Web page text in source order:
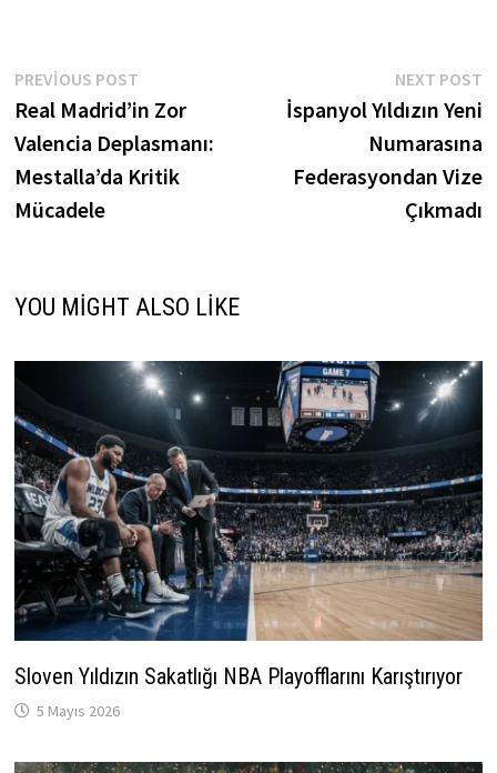
Yazı
gezinmesi
PREVIOUS POSTPrevious
post:
Real Madrid’in Zor
Valencia Deplasmanı:
Mestalla’da Kritik
Mücadele
NEXT POST
İspanyol Yıldızın Yeni
Numarasına
Federasyondan Vize
Çıkmadı
YOU MIGHT ALSO LIKE
Sloven Yıldızın Sakatlığı NBA Playofflarını Karıştırıyor
5 Mayıs 2026